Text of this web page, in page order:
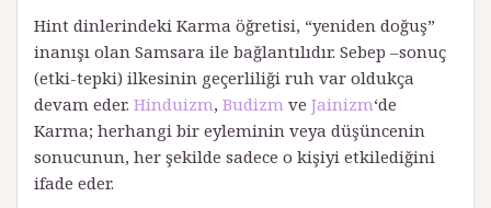
Hint dinlerindeki Karma öğretisi, “yeniden doğuş”
inanışı olan Samsara ile bağlantılıdır. Sebep –sonuç
(etki-tepki) ilkesinin geçerliliği ruh var oldukça
devam eder. Hinduizm, Budizm ve Jainizm‘de
Karma; herhangi bir eyleminin veya düşüncenin
sonucunun, her şekilde sadece o kişiyi etkilediğini
ifade eder.